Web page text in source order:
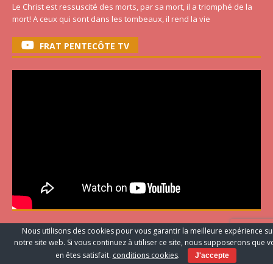
Le Christ est ressuscité des morts, par sa mort, il a triomphé de la
mort! A ceux qui sont dans les tombeaux, il rend la vie
FRAT PENTECÔTE TV
ARTICLES FRAT RECENT
Le Renouveau Charismatique au Vatican : trois voix, une seule
Nous utilisons des cookies pour vous garantir la meilleure expérience
notre site web. Si vous continuez à utiliser ce site, nous supposerons que
en êtes satisfait. conditions cookies. J'accepte